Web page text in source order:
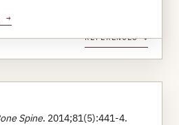
→
REFERENCES ↓
Spine. 2014;81(5):441-4.